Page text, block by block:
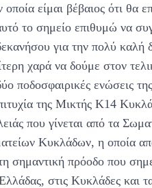
οποία είμαι βέβαιος ότι θα
το σημείο επιθυμώ να
για την πολύ καλή
χαρά να δούμε στον
ποδοσφαιρικές ενώσεις
της Μικτής Κ14
που γίνεται από τα
Κυκλάδων, η οποία
σημαντική πρόοδο που
στις Κυκλάδες και